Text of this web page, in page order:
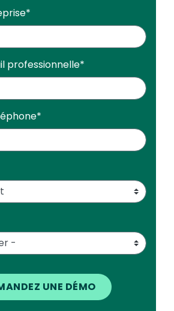
*
professionnelle*
*